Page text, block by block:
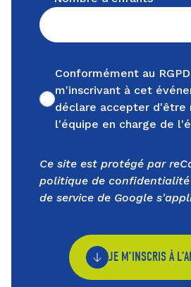
Non cochée
Conformément au
m'inscrivant à cet
déclare accepter d'être
l'équipe en charge de
Ce site est protégé par
politique de confidentialité
de service de Google
JE M’INSCRIS À